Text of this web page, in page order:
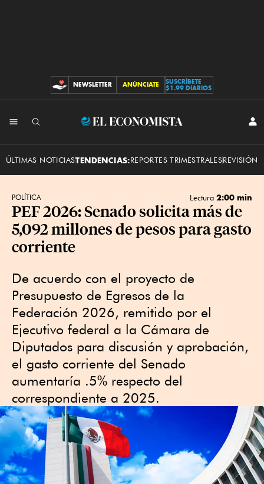
CONTRIBUCIONES
NEWSLETTER ANÚNCIATE
SUSCRÍBETE
$1.99 DIARIOS
El
ÚLTIMAS NOTICIASTENDENCIAS:REPORTES TRIMESTRALESREVISIÓN
POLÍTICA Lectura 2:00 min
PEF 2026: Senado solicita más de
5,092 millones de pesos para gasto
corriente
De acuerdo con el proyecto de
Presupuesto de Egresos de la
Federación 2026, remitido por el
Ejecutivo federal a la Cámara de
Diputados para discusión y aprobación,
el gasto corriente del Senado
aumentaría .5% respecto del
correspondiente a 2025.